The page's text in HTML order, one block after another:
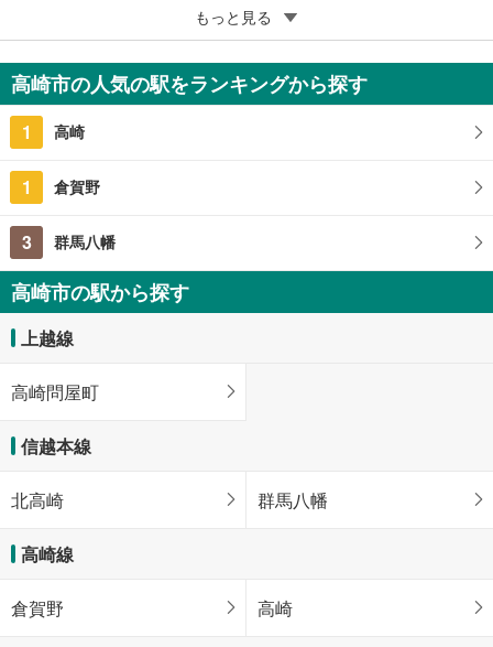
成約でもらえる
高崎市竜見町
2,180万円
145m2（登記）
もっと見る
高崎市の人気の駅をランキングから探す
1 高崎
1 倉賀野
3 群馬八幡
高崎市の駅から探す
上越線
高崎問屋町
信越本線
北高崎 群馬八幡
高崎線
倉賀野 高崎